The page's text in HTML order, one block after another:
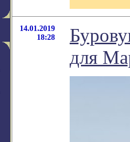
14.01.2019
18:28
для